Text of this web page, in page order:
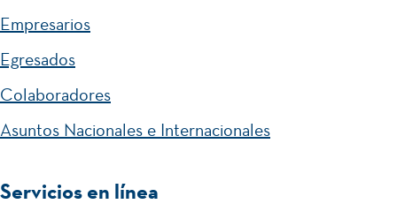
Empresarios
Egresados
Colaboradores
Asuntos Nacionales e Internacionales
Servicios en línea